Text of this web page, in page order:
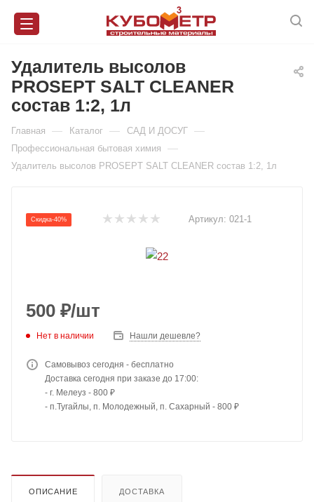
Удалитель высолов
PROSEPT SALT CLEANER
состав 1:2, 1л
Главная — Каталог — САД И ДОСУГ —
Профессиональная бытовая химия —
Удалитель высолов PROSEPT SALT CLEANER состав 1:2, 1л
Скидка-40% Артикул: 021-1
500 ₽/шт
Нет в наличии Нашли дешевле?
Самовывоз сегодня - бесплатно
Доставка сегодня при заказе до 17:00:
- г. Мелеуз - 800 ₽
- п.Тугайлы, п. Молодежный, п. Сахарный - 800 ₽
ОПИСАНИЕ ДОСТАВКА